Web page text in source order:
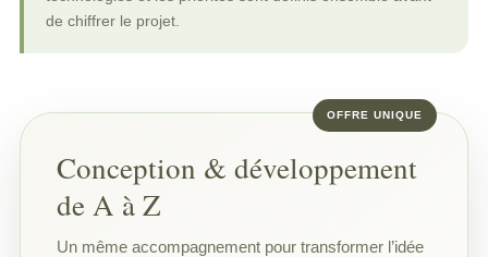
de chiffrer le projet.
Conception & développement
de A à Z
Un même accompagnement pour transformer l’idée